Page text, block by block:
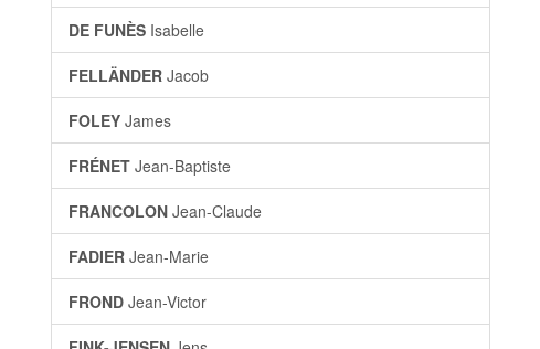
DE FUNÈS Isabelle
FELLÄNDER Jacob
FOLEY James
FRÉNET Jean-Baptiste
FRANCOLON Jean-Claude
FADIER Jean-Marie
FROND Jean-Victor